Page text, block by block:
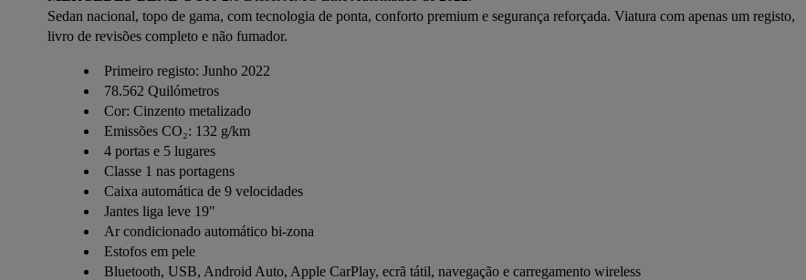
Sedan nacional, topo de gama, com tecnologia de ponta, conforto premium e segurança reforçada. Viatura com apenas um registo,
livro de revisões completo e não fumador.
Primeiro registo: Junho 2022
78.562 Quilómetros
Cor: Cinzento metalizado
Emissões CO₂: 132 g/km
4 portas e 5 lugares
Classe 1 nas portagens
Caixa automática de 9 velocidades
Jantes liga leve 19"
Ar condicionado automático bi-zona
Estofos em pele
Bluetooth, USB, Android Auto, Apple CarPlay, ecrã tátil, navegação e carregamento wireless